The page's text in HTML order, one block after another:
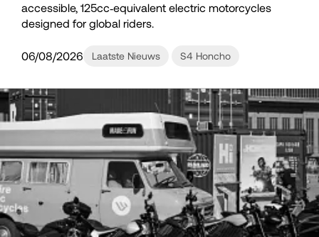
accessible, 125cc‑equivalent electric motorcycles
designed for global riders.
06/08/2026 Laatste Nieuws S4 Honcho